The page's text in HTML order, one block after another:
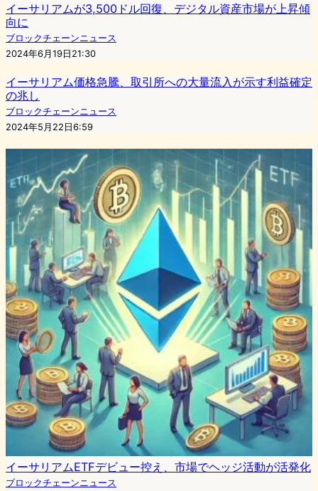
イーサリアムが3,500ドル回復、デジタル資産市場が上昇傾
向に
ブロックチェーンニュース
2024年6月19日21:30
イーサリアム価格急騰、取引所への大量流入が示す利益確定
の兆し
ブロックチェーンニュース
2024年5月22日6:59
イーサリアムETFデビュー控え、市場でヘッジ活動が活発化
ブロックチェーンニュース